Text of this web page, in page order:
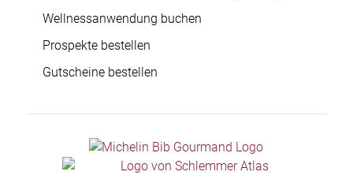
Wellnessanwendung buchen
Prospekte bestellen
Gutscheine bestellen